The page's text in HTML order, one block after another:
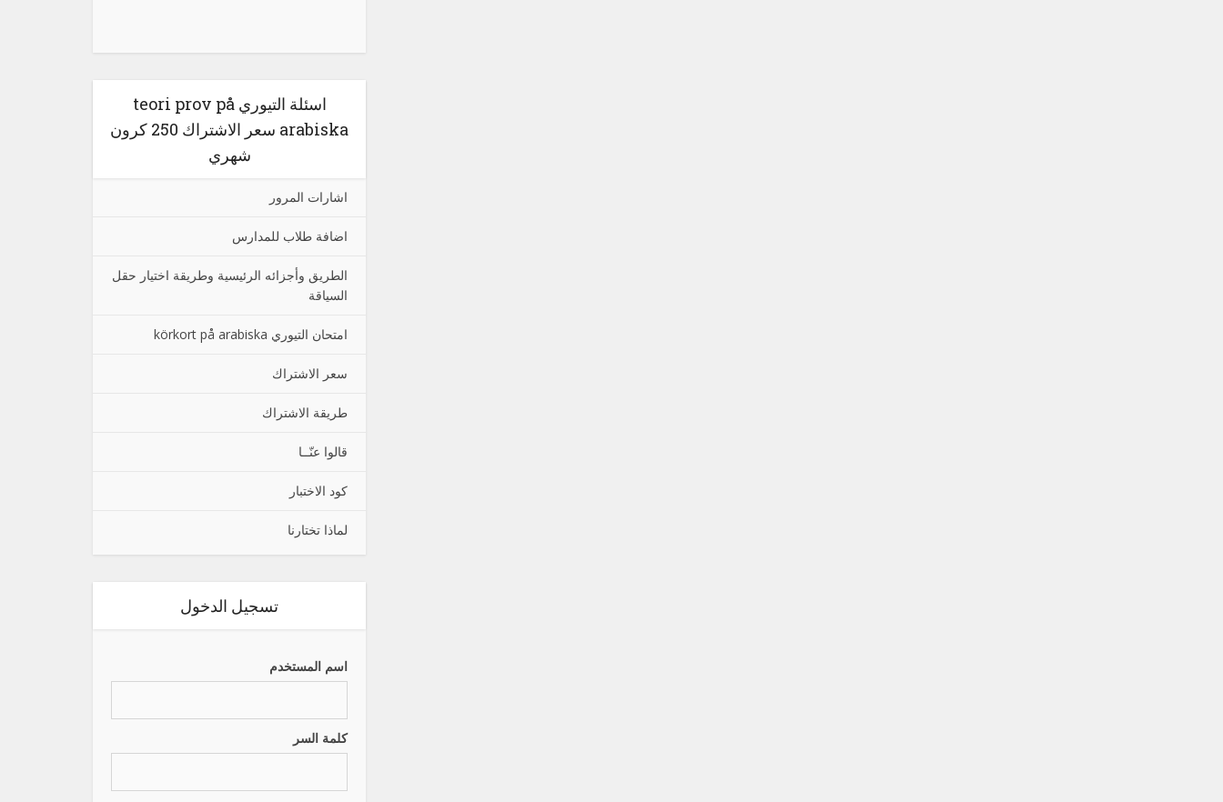
اسئلة التيوري teori prov på
arabiska سعر الاشتراك 250 كرون
شهري
اشارات المرور
اضافة طلاب للمدارس
الطريق وأجزائه الرئيسية وطريقة اختيار حقل
السياقة
امتحان التيوري körkort på arabiska
سعر الاشتراك
طريقة الاشتراك
قالوا عنّــا
كود الاختبار
لماذا تختارنا
تسجيل الدخول
اسم المستخدم
كلمة السر